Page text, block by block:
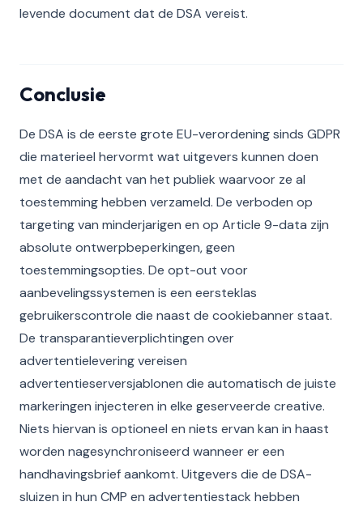
levende document dat de DSA vereist.
Conclusie
De DSA is de eerste grote EU-verordening sinds GDPR
die materieel hervormt wat uitgevers kunnen doen
met de aandacht van het publiek waarvoor ze al
toestemming hebben verzameld. De verboden op
targeting van minderjarigen en op Article 9-data zijn
absolute ontwerpbeperkingen, geen
toestemmingsopties. De opt-out voor
aanbevelingssystemen is een eersteklas
gebruikerscontrole die naast de cookiebanner staat.
De transparantieverplichtingen over
advertentielevering vereisen
advertentieserversjablonen die automatisch de juiste
markeringen injecteren in elke geserveerde creative.
Niets hiervan is optioneel en niets ervan kan in haast
worden nagesynchroniseerd wanneer er een
handhavingsbrief aankomt. Uitgevers die de DSA-
sluizen in hun CMP en advertentiestack hebben